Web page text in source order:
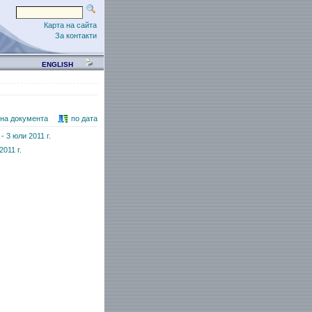
Карта на сайта
За контакти
ENGLISH
документа по дата
3 юли 2011 г.
г.